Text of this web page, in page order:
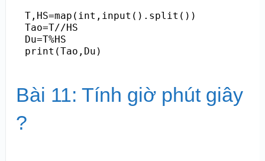
T,HS=map(int,input().split())
Tao=T//HS
Du=T%HS
Bài 11: Tính giờ phút giây
?